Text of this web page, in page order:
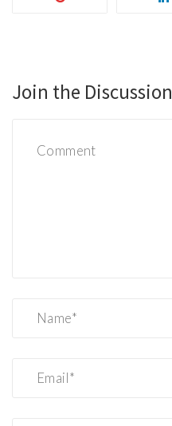
Join the Discussion